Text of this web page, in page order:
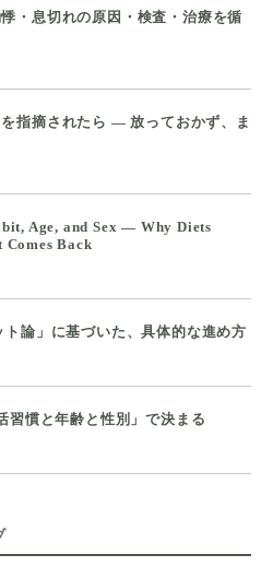
・息切れの原因・検査・治療を循
指摘されたら ― 放っておかず、ま
Age, and Sex — Why Diets
Comes Back
論」に基づいた、具体的な進め方
慣と年齢と性別」で決まる